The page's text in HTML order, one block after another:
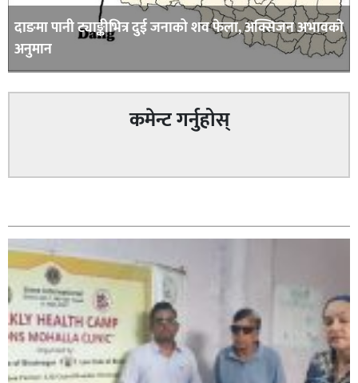
दाङमा पानी ट्याङ्कीभित्र दुई जनाको शव फेला, अक्सिजन अभावकाे
अनुमान
कमेन्ट गर्नुहोस्